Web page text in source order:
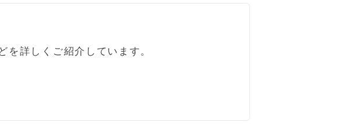
詳しくご紹介しています。